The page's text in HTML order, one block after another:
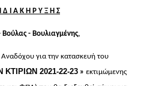
Δ Ι Α Κ Η Ρ Υ Ξ Η Σ
- Βουλιαγμένης,
Αναδόχου για την κατασκευή του
2021-22-23 » εκτιμώμενης